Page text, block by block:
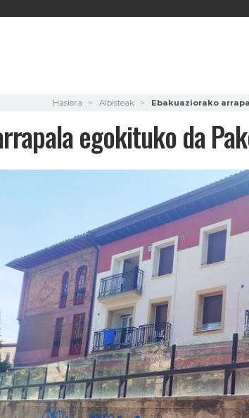
Hasiera Albisteak Ebakuaziorako
egokituko da